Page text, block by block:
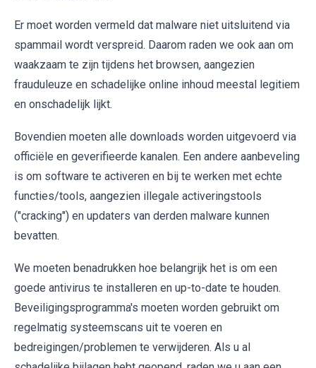
Er moet worden vermeld dat malware niet uitsluitend via
spammail wordt verspreid. Daarom raden we ook aan om
waakzaam te zijn tijdens het browsen, aangezien
frauduleuze en schadelijke online inhoud meestal legitiem
en onschadelijk lijkt.
Bovendien moeten alle downloads worden uitgevoerd via
officiële en geverifieerde kanalen. Een andere aanbeveling
is om software te activeren en bij te werken met echte
functies/tools, aangezien illegale activeringstools
("cracking") en updaters van derden malware kunnen
bevatten.
We moeten benadrukken hoe belangrijk het is om een
goede antivirus te installeren en up-to-date te houden.
Beveiligingsprogramma's moeten worden gebruikt om
regelmatig systeemscans uit te voeren en
bedreigingen/problemen te verwijderen. Als u al